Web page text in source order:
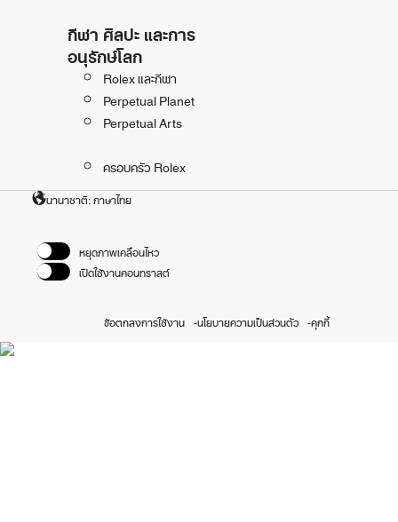
กีฬา ศิลปะ และการ
อนุรักษ์โลก
Rolex และกีฬา
Perpetual Planet
Perpetual Arts
ครอบครัว Rolex
นานาชาติ: ภาษาไทย
หยุดภาพเคลื่อนไหว
เปิดใช้งานคอนทราสต์
ข้อตกลงการใช้งาน นโยบายความเป็นส่วนตัว คุกกี้